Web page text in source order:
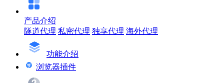
产品介绍
隧道代理 私密代理 独享代理 海外代理
功能介绍
浏览器插件